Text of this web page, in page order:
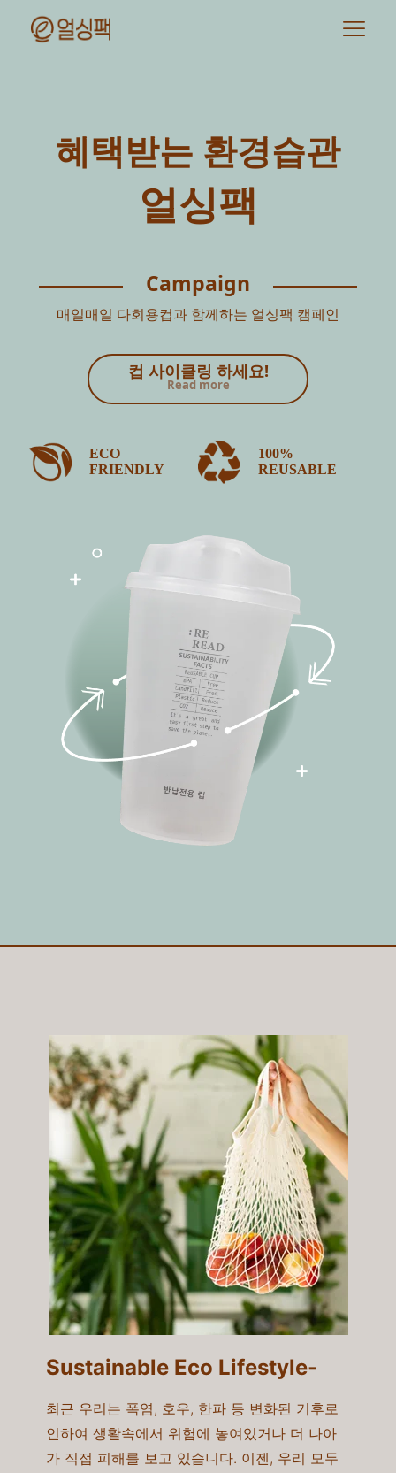
혜택받는 환경습관
얼싱팩
Campaign
매일매일 다회용컵과 함께하는 얼싱팩 캠페인
컵 사이클링 하세요!
Read more
ECO
FRIENDLY
100%
REUSABLE
Sustainable Eco Lifestyle-​
최근 우리는 폭염, 호우, 한파 등 변화된 기후로
인하여 생활속에서 위험에 놓여있거나 더 나아
가 직접 피해를 보고 있습니다. 이젠, 우리 모두